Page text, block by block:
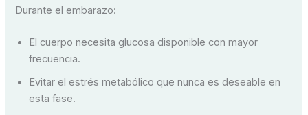
Durante el embarazo:
El cuerpo necesita glucosa disponible con mayor
frecuencia.
Evitar el estrés metabólico que nunca es deseable en
esta fase.